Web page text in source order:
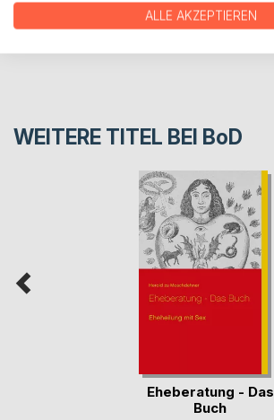
WEITERE TITEL BEI BoD
Eheberatung - Das
Buch
ALLE AKZEPTIEREN